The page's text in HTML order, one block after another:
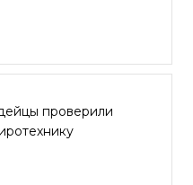
проверили